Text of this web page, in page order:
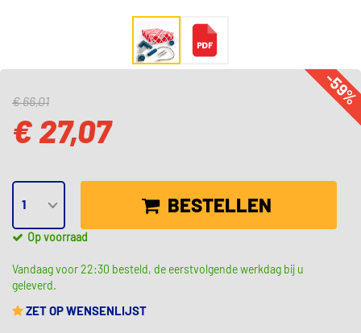
-
€ 66,01
€ 27,07
BESTELLEN
Op voorraad
Vandaag voor 22:30 besteld, de eerstvolgende werkdag bij u
geleverd.
ZET OP WENSENLIJST